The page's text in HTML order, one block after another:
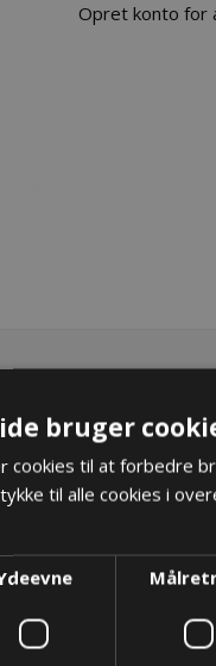
Opret konto for
KONTAKT OS
bruger
cookies til at forbedre
til alle cookies i